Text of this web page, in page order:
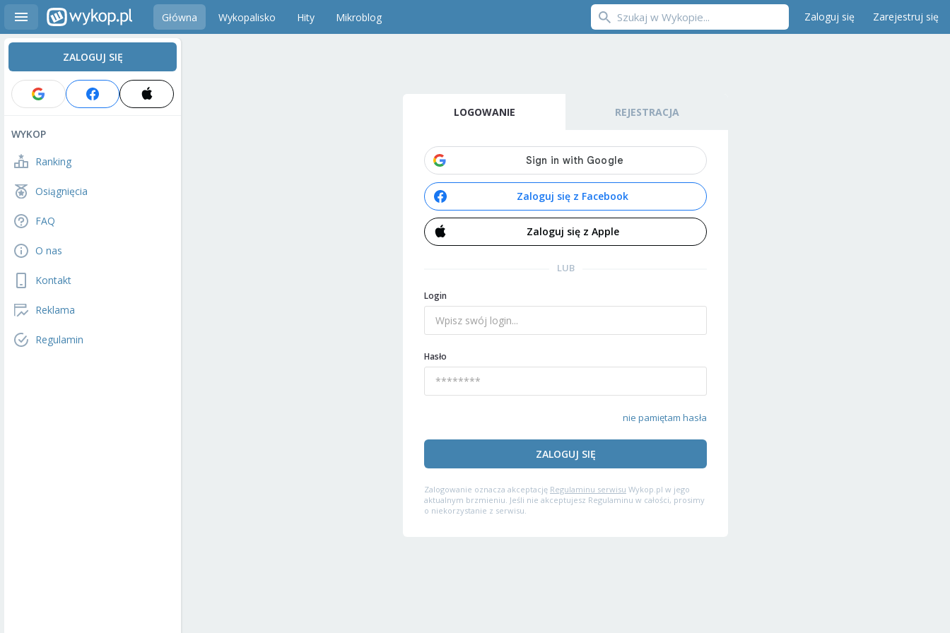
Główna Wykopalisko Hity Mikroblog Zaloguj się Zarejestruj się
ZALOGUJ SIĘ
WYKOP
Ranking
Osiągnięcia
FAQ
O nas
Kontakt
Reklama
Regulamin
LOGOWANIE REJESTRACJA
Zaloguj się z Facebook
Zaloguj się z Apple
LUB
Login
Hasło
nie pamiętam hasła
ZALOGUJ SIĘ
Zalogowanie oznacza akceptację Regulaminu serwisu Wykop.pl w jego
aktualnym brzmieniu. Jeśli nie akceptujesz Regulaminu w całości, prosimy
o niekorzystanie z serwisu.